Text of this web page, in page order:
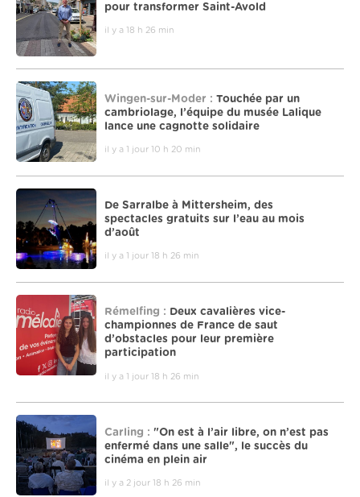
pour transformer Saint-Avold
il y a 18 h 26 min
Wingen-sur-Moder : Touchée par un
cambriolage, l’équipe du musée Lalique
lance une cagnotte solidaire
il y a 1 jour 10 h 20 min
De Sarralbe à Mittersheim, des
spectacles gratuits sur l’eau au mois
d’août
il y a 1 jour 18 h 26 min
Rémelfing : Deux cavalières vice-
championnes de France de saut
d’obstacles pour leur première
participation
il y a 1 jour 18 h 26 min
Carling : "On est à l’air libre, on n’est pas
enfermé dans une salle", le succès du
cinéma en plein air
il y a 2 jour 18 h 26 min